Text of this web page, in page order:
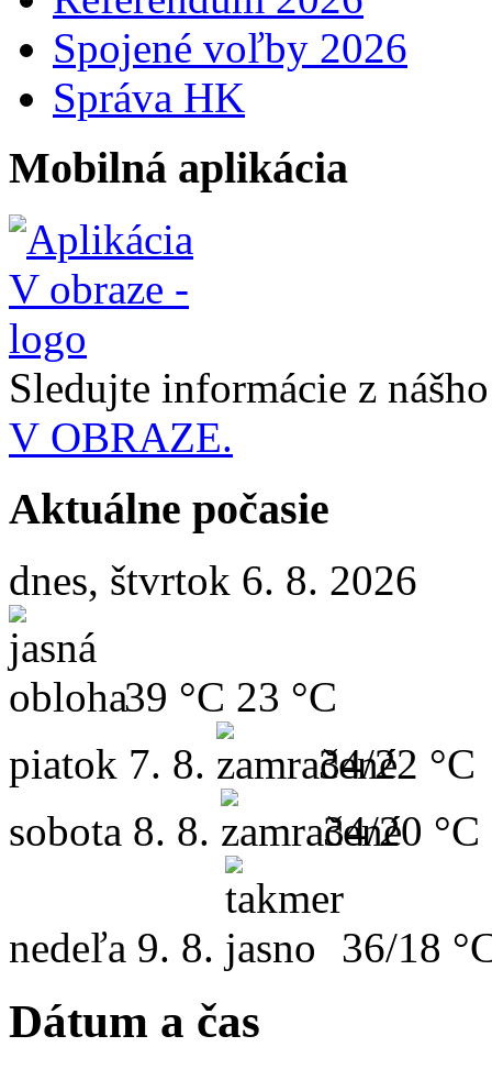
Spojené voľby 2026
Správa HK
Mobilná aplikácia
Sledujte informácie z
V OBRAZE.
Aktuálne počasie
dnes, štvrtok 6. 8. 2026
39 °C 23 °C
piatok 7. 8.
34/22 °C
sobota 8. 8. 34/20 °C
nedeľa 9. 8. 36/18
Dátum a čas